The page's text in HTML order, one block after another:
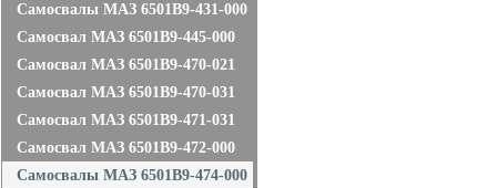
Самосвалы МАЗ 6501В9-431-000
Самосвал МАЗ 6501В9-445-000
Самосвал МАЗ 6501В9-470-021
Самосвал МАЗ 6501В9-470-031
Самосвал МАЗ 6501В9-471-031
Самосвал МАЗ 6501В9-472-000
Самосвалы МАЗ 6501В9-474-000